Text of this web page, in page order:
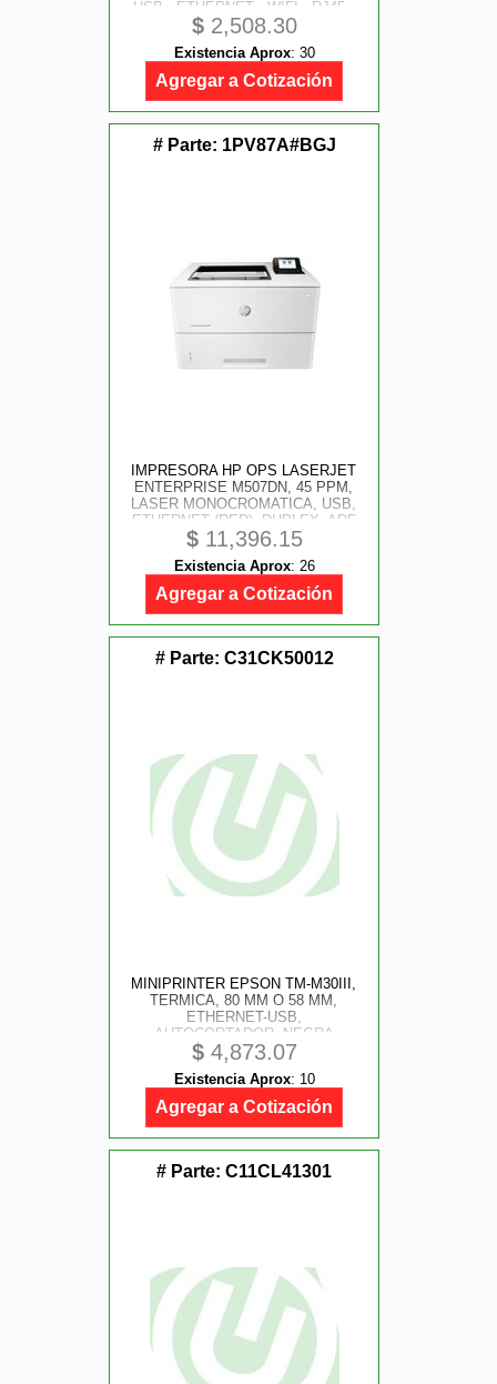
USB - ETHERNET - WIFI - RJ45 -
RJ11 - BUFFER 511KB -
CORTADOR AUTOMATICO - 1 AÑO
DE GARANTIA
$2,508.30
Existencia Aprox: 30
Agregar a Cotización
# Parte: 1PV87A#BGJ
IMPRESORA HP OPS LASERJET
ENTERPRISE M507DN, 45 PPM,
LASER MONOCROMATICA, USB,
ETHERNET (RED), DUPLEX, ADF
$11,396.15
Existencia Aprox: 26
Agregar a Cotización
# Parte: C31CK50012
MINIPRINTER EPSON TM-M30III,
TERMICA, 80 MM O 58 MM,
ETHERNET-USB,
AUTOCORTADOR, NEGRA
$4,873.07
Existencia Aprox: 10
Agregar a Cotización
# Parte: C11CL41301